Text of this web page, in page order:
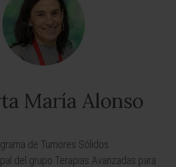
María Alonso
de Tumores Sólidos.
del grupo Terapias Avanzadas para